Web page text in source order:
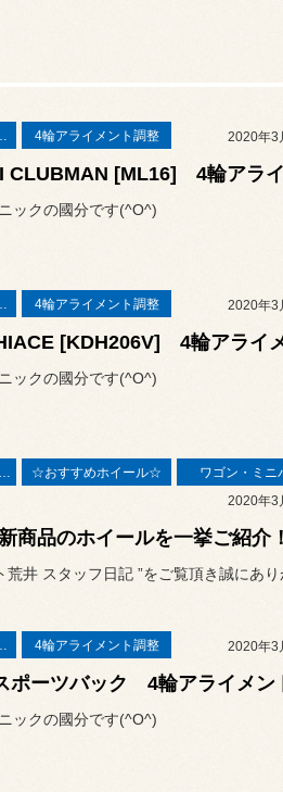
さん('ω')/ 4輪アライメント調整 2020年3
ックの國分です(^O^)
さん('ω')/ 4輪アライメント調整 2020年3
ックの國分です(^O^)
◆デモカー乗り比べREPORT◆ ☆おすすめホイール☆
ワゴン・ミニ
2020年3
荒井 スタッフ日記 ”をご覧頂き誠にあり
さん('ω')/ 4輪アライメント調整 2020年3
ックの國分です(^O^)